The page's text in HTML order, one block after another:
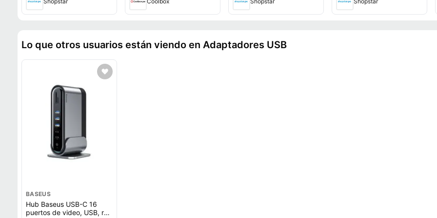
Lo que otros usuarios están viendo en Adaptadores USB
BASEUS
Hub Baseus USB-C 16
puertos de video, USB, red